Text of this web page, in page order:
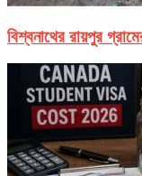
বিশ্বনাথের রায়পুর